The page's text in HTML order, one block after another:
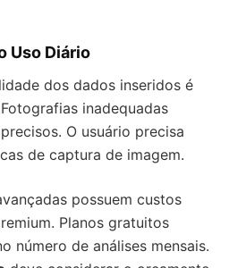
Uso Diário
dos dados inseridos é
inadequadas
O usuário precisa
de captura de imagem.
possuem custos
Planos gratuitos
número de análises mensais.